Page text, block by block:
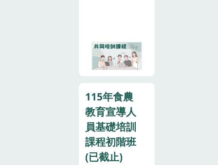
食農教育專業
人員資格及培
管機關指定之
食農教育專業
人員共同培訓
時數，「食農
教育推動方向
115年食農
教育宣導人
員基礎培訓
課程初階班
(已截止)